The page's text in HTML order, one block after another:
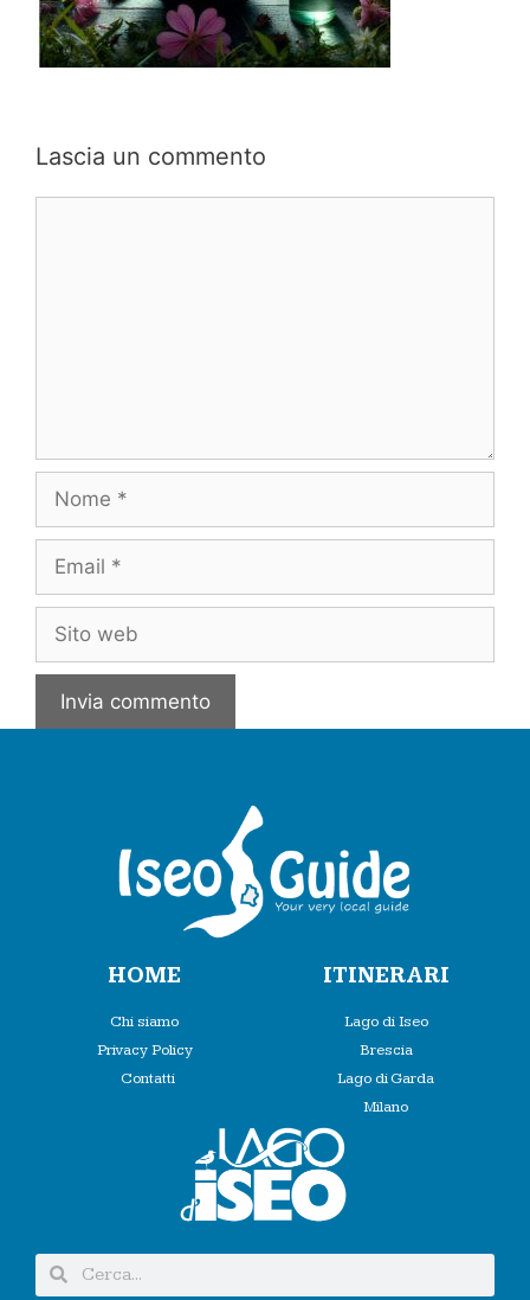
Lascia un commento
HOME
Chi siamo
Privacy Policy
Contatti
ITINERARI
Lago di Iseo
Brescia
Lago di Garda
Milano